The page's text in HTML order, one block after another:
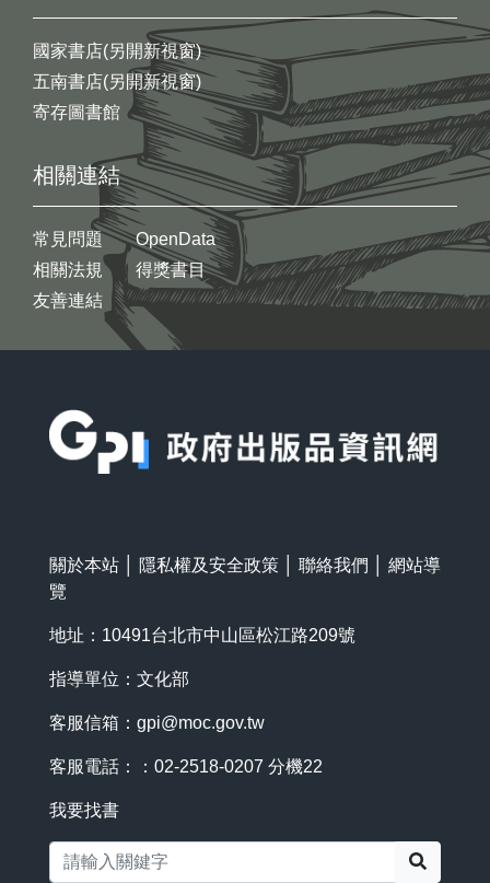
國家書店(另開新視窗)
五南書店(另開新視窗)
寄存圖書館
相關連結
常見問題
相關法規
友善連結
OpenData
得獎書目
關於本站 隱私權及安全政策 聯絡我們
網站導
覽
地址：10491台北市中山區松江路209號
指導單位：文化部
客服信箱： gpi@moc.gov.tw
客服電話：：02-2518-0207 分機22
我要找書